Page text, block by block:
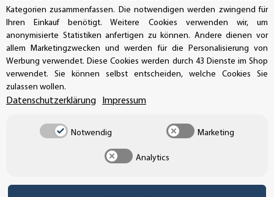
Buchhaltung: +49 (0)39-201-28-98-17
info@aufkleberdealer.de
UNSER AFFILIATE-PROGRAMM
UNSERE ZAHLUNGSARTEN*
Kategorien zusammenfassen. Die notwendigen werden zwingend für
Ihren Einkauf benötigt. Weitere Cookies verwenden wir, um
anonymisierte Statistiken anfertigen zu können. Andere dienen vor
allem Marketingzwecken und werden für die Personalisierung von
Werbung verwendet. Diese Cookies werden durch 43 Dienste im Shop
verwendet. Sie können selbst entscheiden, welche Cookies Sie
zulassen wollen.
Datenschutzerklärung Impressum
Notwendig Marketing
Analytics